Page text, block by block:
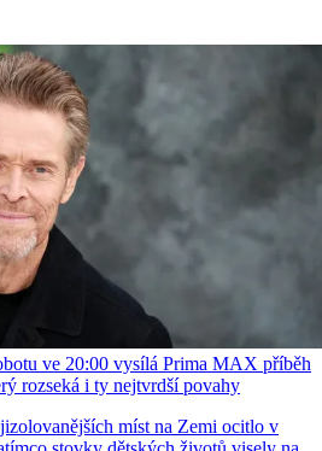
ve 20:00 vysílá Prima MAX příběh
rozseká i ty nejtvrdší povahy
míst na Zemi ocitlo v